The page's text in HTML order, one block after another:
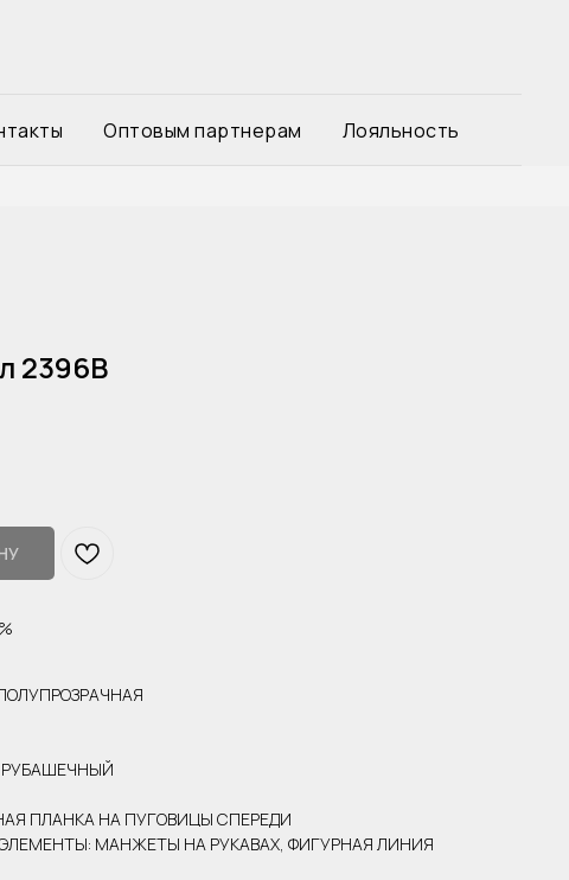
Оптовым партнерам Лояльность
2396B
РУБАШЕЧНЫЙ
ПЛАНКА НА ПУГОВИЦЫ СПЕРЕДИ
МАНЖЕТЫ НА РУКАВАХ, ФИГУРНАЯ ЛИНИЯ